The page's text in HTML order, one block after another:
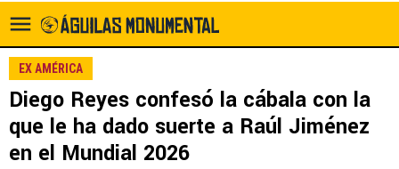
EX AMÉRICA
Diego Reyes confesó la cábala con la
que le ha dado suerte a Raúl Jiménez
en el Mundial 2026